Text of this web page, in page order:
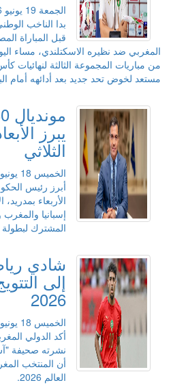
الجمعة 19 يونيو 2026 - 11:29
بدا الناخب
قبل المباراة
المغربي ضد نظيره الاسكتلندي، مساء
مستعد لخوض تحد جديد بعد أدائهه أمام
يبرز
الثلاثي
الخميس 18 يونيو 2026 - 12:34
أبرز رئيس
الأربعاء بمدريد،
إسبانيا والمغرب
المشترك لبطولة
شادي
إلى
2026
الخميس 18 يونيو 2026 - 10:07
أكد الدولي
نشرته صحيفة
أن المنتخب
العالم 2026.